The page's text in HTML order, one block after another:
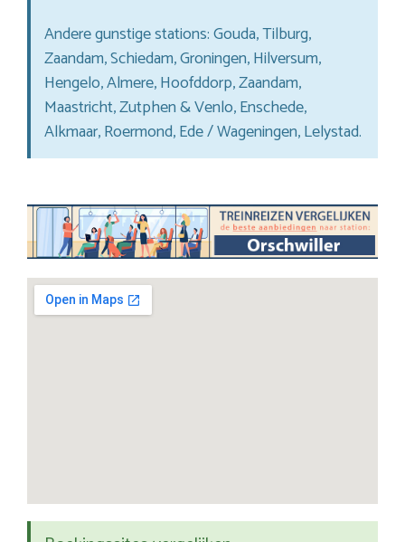
Andere gunstige stations: Gouda, Tilburg,
Zaandam, Schiedam, Groningen, Hilversum,
Hengelo, Almere, Hoofddorp, Zaandam,
Maastricht, Zutphen & Venlo, Enschede,
Alkmaar, Roermond, Ede / Wageningen, Lelystad.